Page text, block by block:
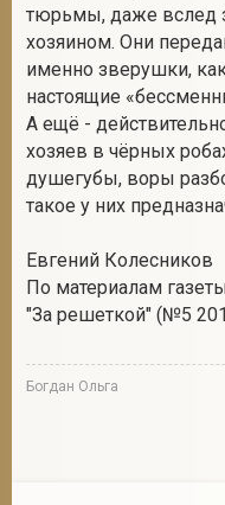
тюрьмы, даже вслед
хозяином. Они
именно зверушки,
настоящие
А ещё -
хозяев в чёрных
душегубы, воры
такое у них
Евгений Колесников
По материалам
"За решеткой" (№5
Богдан Ольга